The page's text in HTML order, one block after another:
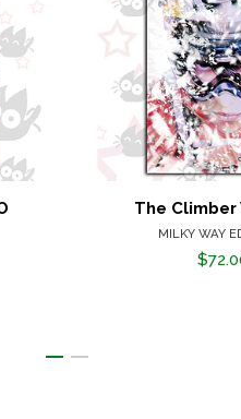
The Climber
MILKY WAY